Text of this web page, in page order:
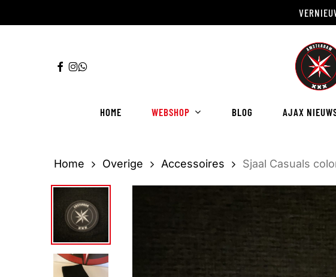
direct
FACEBOOK
INSTAGRAM
WHATSAPP
HOME WEBSHOP BLOG AJAX
Home Overige Accessoires Sjaal Casuals